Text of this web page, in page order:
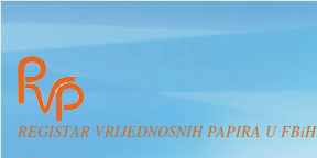
REGISTAR VRIJEDNOSNIH PAPIRA U FBiH